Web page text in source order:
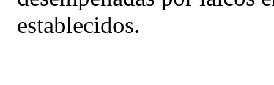
establecidos.